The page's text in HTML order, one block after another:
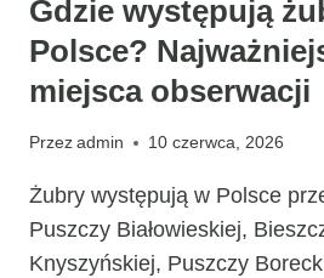
Gdzie występują
Polsce?
miejsca obserwacji
Przezadmin 10 czerwca, 2026
Żubry występują w Polsce
Puszczy Białowieskiej,
Knyszyńskiej, Puszczy